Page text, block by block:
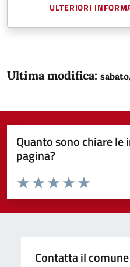
ULTERIORI
Ultima modifica:
Quanto sono chiare
pagina?
Domanda
Valuta da 1 a 5 stelle la pagina
Valuta 5
Valuta 4 stelle
Valuta 3 stelle su 5
Valuta 2 stelle su 5
Valuta 1 stelle su 5
Contatta il comune